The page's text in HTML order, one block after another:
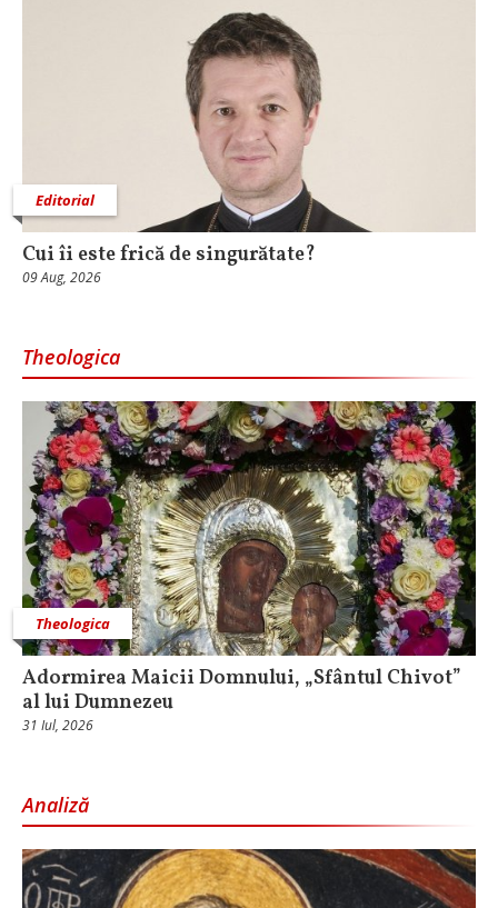
Editorial
Cui îi este frică de singurătate?
09 Aug, 2026
Theologica
Theologica
Adormirea Maicii Domnului, „Sfântul Chivot”
al lui Dumnezeu
31 Iul, 2026
Analiză